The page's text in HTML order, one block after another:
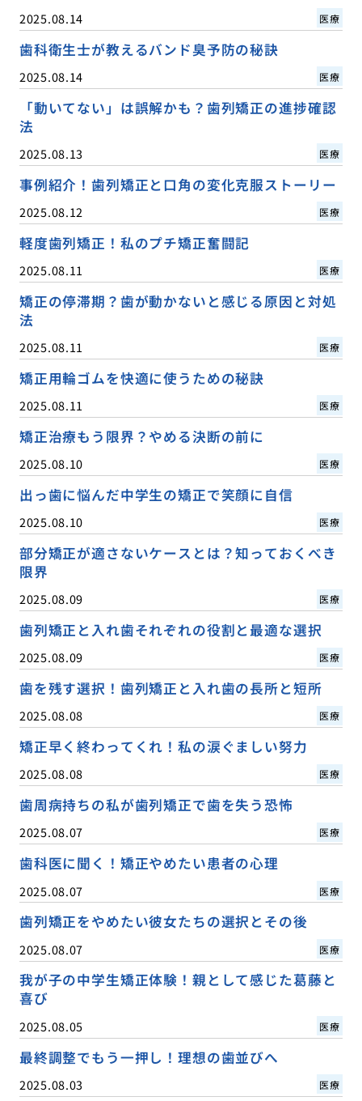
2025.08.14 医療
歯科衛生士が教えるバンド臭予防の秘訣
2025.08.14 医療
「動いてない」は誤解かも？歯列矯正の進捗確認
法
2025.08.13 医療
事例紹介！歯列矯正と口角の変化克服ストーリー
2025.08.12 医療
軽度歯列矯正！私のプチ矯正奮闘記
2025.08.11 医療
矯正の停滞期？歯が動かないと感じる原因と対処
法
2025.08.11 医療
矯正用輪ゴムを快適に使うための秘訣
2025.08.11 医療
矯正治療もう限界？やめる決断の前に
2025.08.10 医療
出っ歯に悩んだ中学生の矯正で笑顔に自信
2025.08.10 医療
部分矯正が適さないケースとは？知っておくべき
限界
2025.08.09 医療
歯列矯正と入れ歯それぞれの役割と最適な選択
2025.08.09 医療
歯を残す選択！歯列矯正と入れ歯の長所と短所
2025.08.08 医療
矯正早く終わってくれ！私の涙ぐましい努力
2025.08.08 医療
歯周病持ちの私が歯列矯正で歯を失う恐怖
2025.08.07 医療
歯科医に聞く！矯正やめたい患者の心理
2025.08.07 医療
歯列矯正をやめたい彼女たちの選択とその後
2025.08.07 医療
我が子の中学生矯正体験！親として感じた葛藤と
喜び
2025.08.05 医療
最終調整でもう一押し！理想の歯並びへ
2025.08.03 医療